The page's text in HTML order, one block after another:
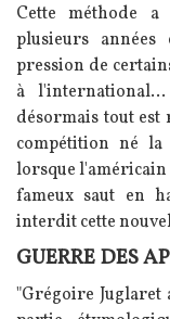
Cette méthode
plusieurs
pression de
à
désormais tout est
compétition né la
lorsque l'américain
fameux saut en
interdit cette
GUERRE DES
"Grégoire